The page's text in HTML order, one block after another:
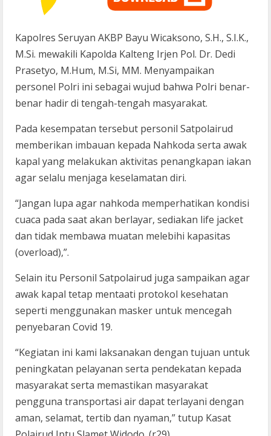
Kapolres Seruyan AKBP Bayu Wicaksono, S.H., S.I.K.,
M.Si. mewakili Kapolda Kalteng Irjen Pol. Dr. Dedi
Prasetyo, M.Hum, M.Si, MM. Menyampaikan
personel Polri ini sebagai wujud bahwa Polri benar-
benar hadir di tengah-tengah masyarakat.
Pada kesempatan tersebut personil Satpolairud
memberikan imbauan kepada Nahkoda serta awak
kapal yang melakukan aktivitas penangkapan iakan
agar selalu menjaga keselamatan diri.
“Jangan lupa agar nahkoda memperhatikan kondisi
cuaca pada saat akan berlayar, sediakan life jacket
dan tidak membawa muatan melebihi kapasitas
(overload),”.
Selain itu Personil Satpolairud juga sampaikan agar
awak kapal tetap mentaati protokol kesehatan
seperti menggunakan masker untuk mencegah
penyebaran Covid 19.
“Kegiatan ini kami laksanakan dengan tujuan untuk
peningkatan pelayanan serta pendekatan kepada
masyarakat serta memastikan masyarakat
pengguna transportasi air dapat terlayani dengan
aman, selamat, tertib dan nyaman,” tutup Kasat